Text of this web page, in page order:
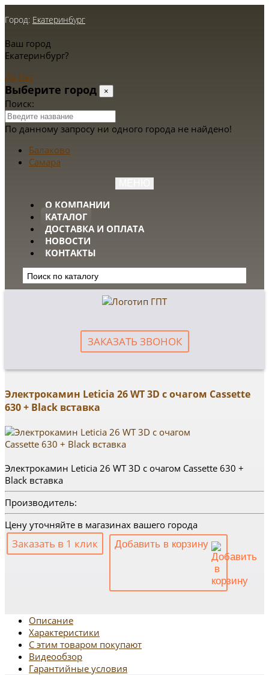
Город: Екатеринбург
Ваш город
Екатеринбург?
Да Нет
Выберите город ×
Поиск:
По данному запросу ни одного города не найдено!
Балаково
Самара
О КОМПАНИИ
КАТАЛОГ
ДОСТАВКА И ОПЛАТА
НОВОСТИ
КОНТАКТЫ
ЗАКАЗАТЬ ЗВОНОК
Электрокамин Leticia 26 WT 3D с очагом Cassette
630 + Black вставка
Электрокамин Leticia 26 WT 3D с очагом Cassette 630 +
Black вставка
Производитель:
Цену уточняйте в магазинах вашего города
Заказать в 1 клик Добавить в корзину
Описание
Характеристики
С этим товаром покупают
Видеообзор
Гарантийные условия